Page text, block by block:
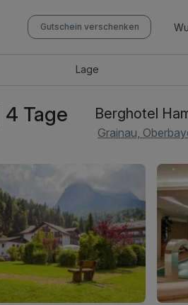
Gutschein verschenken
Lage
Tage Berghotel
Grainau,